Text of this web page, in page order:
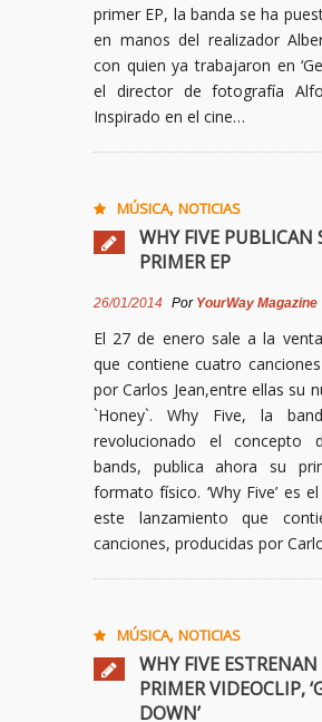
primer EP, la banda se ha
en manos del realizador
con quien ya trabajaron en
el director de fotografía
Inspirado en el cine…
MÚSICA, NOTICIAS
WHY FIVE PUBLICAN
PRIMER EP
26/01/2014 Por YourWay Magazine
El 27 de enero sale a la venta
que contiene cuatro
por Carlos Jean,entre ellas su
`Honey`. Why Five, la
revolucionado el concepto
bands, publica ahora su
formato físico. ‘Why Five’ es
este lanzamiento que
canciones, producidas por
MÚSICA, NOTICIAS
WHY FIVE ESTRENAN
PRIMER VIDEOCLIP,
DOWN’